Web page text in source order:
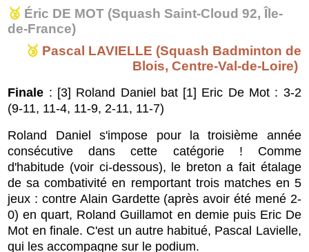
🥈 Éric DE MOT (Squash Saint-Cloud 92, Île-
de-France)
🥉 Pascal LAVIELLE (Squash Badminton de
Blois, Centre-Val-de-Loire)
Finale : [3] Roland Daniel bat [1] Eric De Mot : 3-2
(9-11, 11-4, 11-9, 2-11, 11-7)
Roland Daniel s'impose pour la troisième année
consécutive dans cette catégorie ! Comme
d'habitude (voir ci-dessous), le breton a fait étalage
de sa combativité en remportant trois matches en 5
jeux : contre Alain Gardette (après avoir été mené 2-
0) en quart, Roland Guillamot en demie puis Eric De
Mot en finale. C'est un autre habitué, Pascal Lavielle,
qui les accompagne sur le podium.